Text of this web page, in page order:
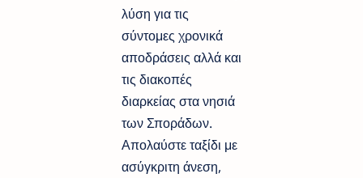
λύση για τις
σύντομες χρονικά
αποδράσεις αλλά και
τις διακοπές
διαρκείας στα νησιά
των Σποράδων.
Απολαύστε ταξίδι με
ασύγκριτη άνεση,